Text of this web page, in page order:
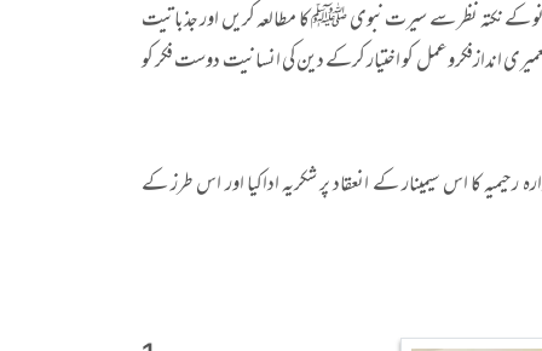
کے نکتہ نظر سے سیرت نبوی ﷺ کا مطالعہ کریں اور جذباتیت
اندازفکروعمل کو اختیار کرکے دین کی انسانیت دوست فکر کو
کا اس سیمینار کے انعقاد پر شکریہ اداکیا اور اس طرز کے